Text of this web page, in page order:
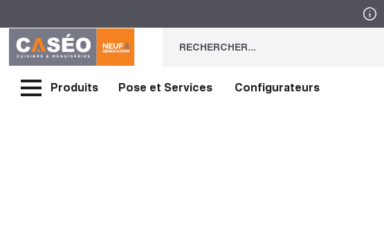
Produits Pose et Services Configurateurs